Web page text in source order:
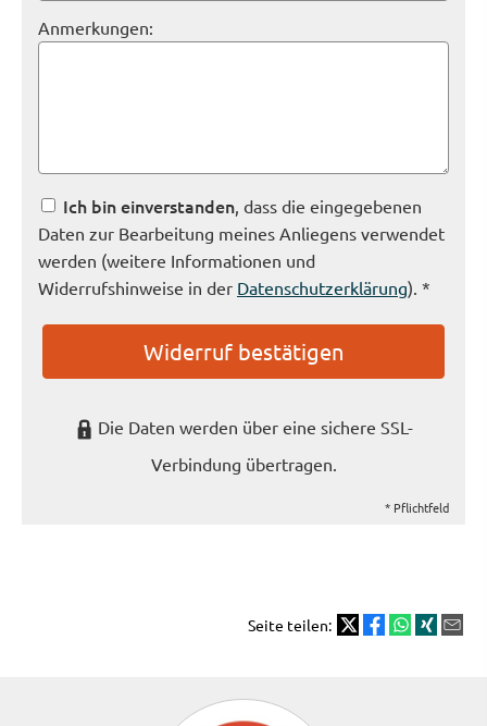
Anmerkungen:
Ich bin einverstanden, dass die eingegebenen
Daten zur Bearbeitung meines Anliegens verwendet
werden (weitere Informationen und
Widerrufshinweise in der Datenschutzerklärung). *
Widerruf bestätigen
Die Daten werden über eine sichere SSL-
Verbindung übertragen.
* Pflichtfeld
Seite teilen: